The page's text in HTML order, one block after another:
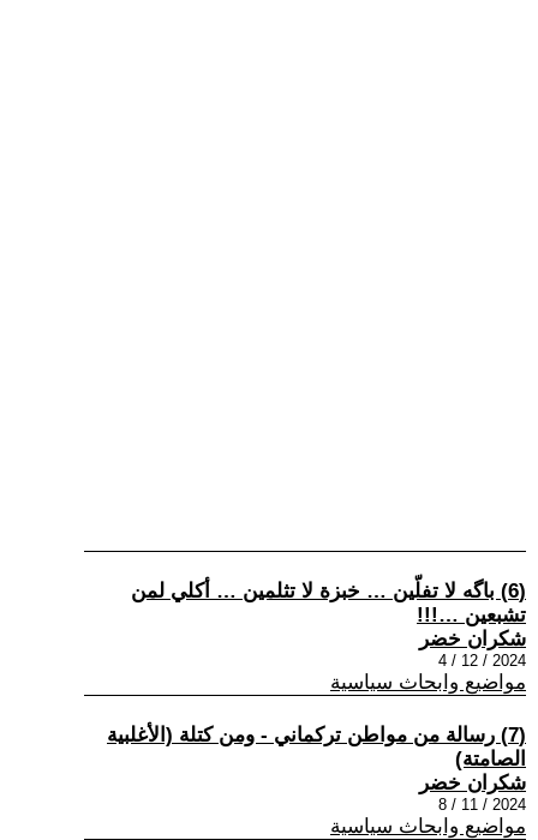
(6) باگه لا تفلّين … خبزة لا تثلمين … أكلي لمن
تشبعين …!!!
شكران خضر
2024 / 12 / 4
مواضيع وابحاث سياسية
(7) رسالة من مواطن تركماني - ومن كتلة (الأغلبية
الصامتة)
شكران خضر
2024 / 11 / 8
مواضيع وابحاث سياسية